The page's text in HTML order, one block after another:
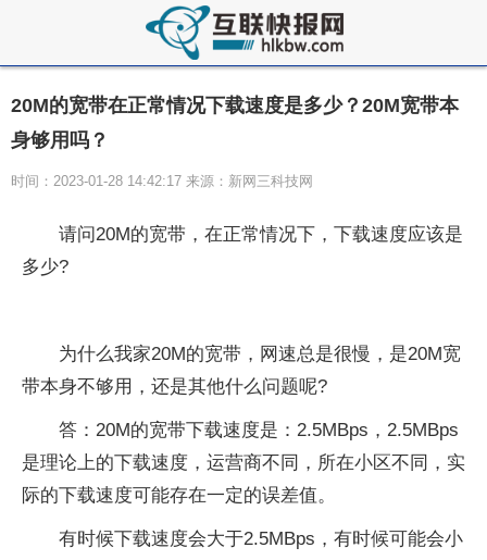
20M的宽带在正常情况下载速度是多少？20M宽带本
身够用吗？
时间：2023-01-28 14:42:17 来源：新网三科技网
请问20M的宽带，在正常情况下，下载速度应该是
多少?
为什么我家20M的宽带，网速总是很慢，是20M宽
带本身不够用，还是其他什么问题呢?
答：20M的宽带下载速度是：2.5MBps，2.5MBps
是理论上的下载速度，运营商不同，所在小区不同，实
际的下载速度可能存在一定的误差值。
有时候下载速度会大于2.5MBps，有时候可能会小